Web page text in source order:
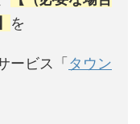
を
ービス「 タウン